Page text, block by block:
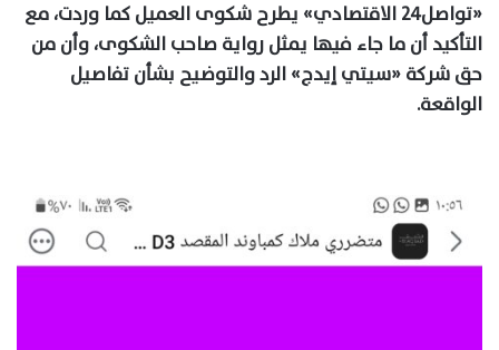
«تواصل٢٤ الاقتصادي» يطرح شكوى العميل كما وردت، مع
التأكيد أن ما جاء فيها يمثل رواية صاحب الشكوى، وأن من
حق شركة «سيتي إيدج» الرد والتوضيح بشأن تفاصيل
الواقعة.